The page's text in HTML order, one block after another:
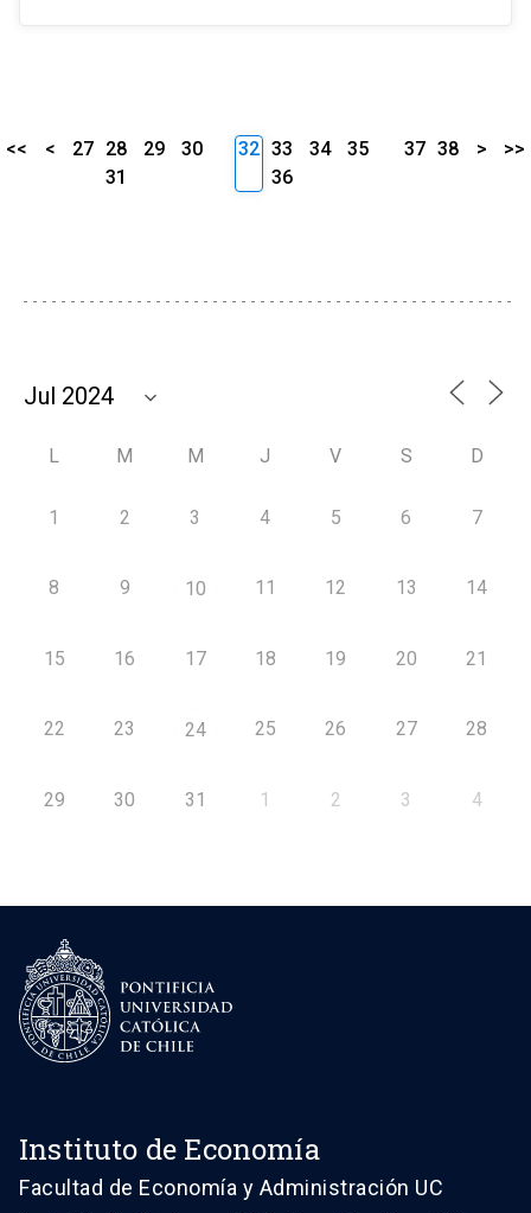
<< < 27 28 29
30
31
32 33 34
35
36
37 38 > >>
L M M J V S D
1 2 3 4 5 6 7
8 9 10 11 12 13 14
15 16 17 18 19 20 21
22 23 24 25 26 27 28
29 30 31 1 2 3 4
Instituto de Economía
Facultad de Economía y Administración UC